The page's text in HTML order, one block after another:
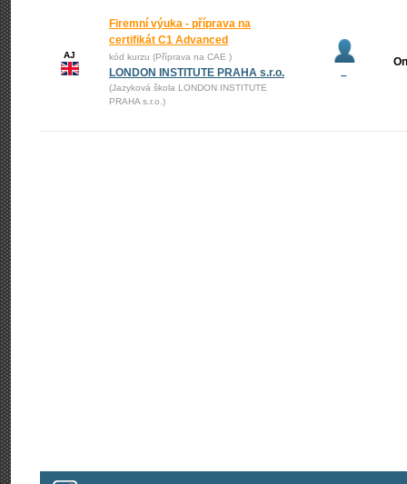
AJ
Firemní výuka - příprava na
certifikát C1 Advanced
kód kurzu (Příprava na CAE )
LONDON INSTITUTE PRAHA s.r.o.
(Jazyková škola LONDON INSTITUTE
PRAHA s.r.o.)
–